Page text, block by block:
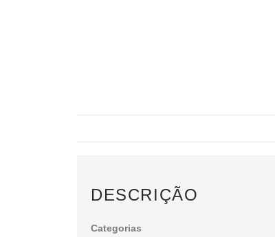
DESCRIÇÃO
Categorias